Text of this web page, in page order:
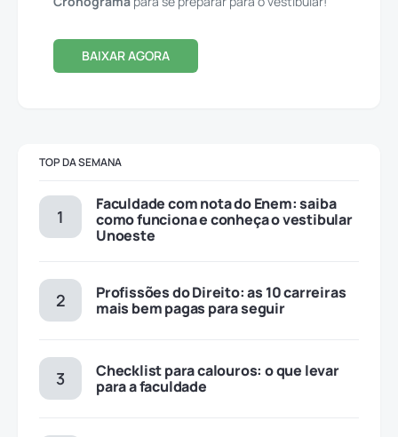
BAIXAR AGORA
TOP DA SEMANA
Faculdade com nota do Enem: saiba
como funciona e conheça o vestibular
Unoeste
Profissões do Direito: as 10 carreiras
mais bem pagas para seguir
Checklist para calouros: o que levar
para a faculdade